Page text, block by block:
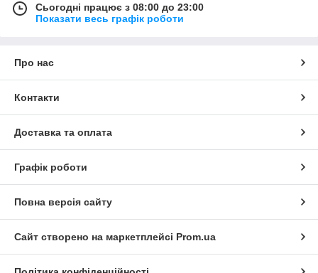
Сьогодні працює з 08:00 до 23:00
Показати весь графік роботи
Про нас
Контакти
Доставка та оплата
Графік роботи
Повна версія сайту
Сайт створено на маркетплейсі Prom.ua